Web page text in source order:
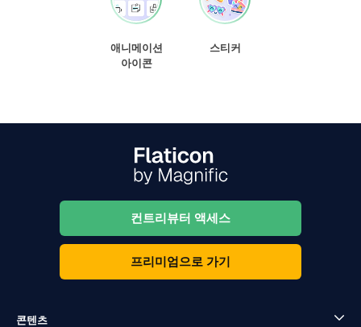
애니메이션
아이콘
스티커
컨트리뷰터 액세스
프리미엄으로 가기
콘텐츠